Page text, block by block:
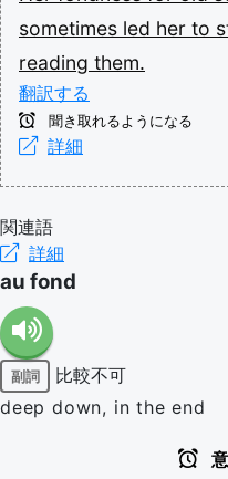
sometimes led her to
reading them.
翻訳する
聞き取れるようになる
詳細
関連語
詳細
au fond
副詞
比較不可
deep down, in the end